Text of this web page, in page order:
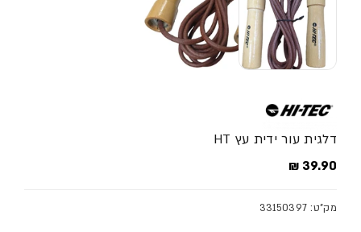
דלגית עור ידית עץ HT
מחיר מלא
39.90 ₪
מק"ט: 33150397